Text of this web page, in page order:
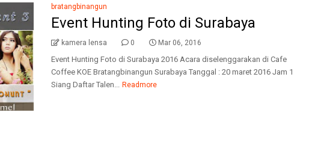
bratangbinangun
Event Hunting Foto di Surabaya
kamera lensa 0 Mar 06, 2016
Event Hunting Foto di Surabaya 2016 Acara diselenggarakan di Cafe
Coffee KOE Bratangbinangun Surabaya Tanggal : 20 maret 2016 Jam 1
Siang Daftar Talen... Readmore